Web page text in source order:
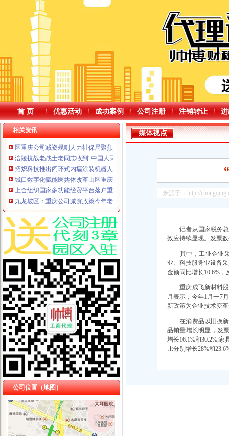
首 页 优惠活动 成功案例 公司注册 注销转让
相关资讯
区重庆公司减资规则人力社保局聚焦重点促进高质量充分就业
涪陵抗战老战士老同志收到“中国人民抗日战争胜利80周年”重庆公司减资纪念章
拓炽科技推出闭环式内墙涂装机器人系统
城口数字化赋能医共体改革山区重庆公司减资公告医疗提质惠民显实效
上合组织国家多功能经贸平台落户重庆重庆公司减资后推动近300亿元对外投资
九龙坡区：重庆公司减资政策今年老旧小区改造项目开工率达100%
公司位置（地图）
媒体视点
来源于：http://
记者从国家税务总
效应持续显现。发票
其中，工业企业采
业、科技服务业设备
金额同比增长10.6%
重庆成飞新材料股
月表示，今年1月一7
新政策为企业技术变
在消费品以旧换新
品销量增长明显，发
增长16.1%和30.2%;
比分别增长28%和